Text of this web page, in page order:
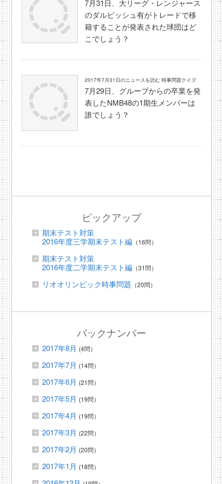
7月31日、大リーグ・レンジャース
のダルビッシュ有がトレードで移
籍することが発表された球団はど
こでしょう？
2017年7月31日のニュースを読む 時事問題クイズ
7月29日、グループからの卒業を発
表したNMB48の1期生メンバーは
誰でしょう？
ピックアップ
期末テスト対策
2016年度三学期末テスト編（16問）
期末テスト対策
2016年度二学期末テスト編（31問）
リオオリンピック時事問題 （20問）
バックナンバー
2017年8月 (4問）
2017年7月 (14問）
2017年6月 (21問）
2017年5月 (19問）
2017年4月 (19問）
2017年3月 (22問）
2017年2月 (20問）
2017年1月 (18問）